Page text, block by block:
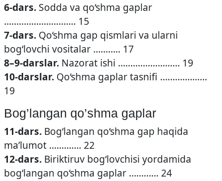
6-dars. Sodda va qo‘shma gaplar
……………………….. 15
7-dars. Qo‘shma gap qismlari va ularni
bog‘lovchi vositalar ……….. 17
8–9-darslar. Nazorat ishi ……………………. 19
10-darslar. Qo‘shma gaplar tasnifi ……………….
19
Bog’langan qo’shma gaplar
11-dars. Bog‘langan qo‘shma gap haqida
ma’lumot …………. 22
12-dars. Biriktiruv bog‘lovchisi yordamida
bog‘langan qo‘shma gaplar ………… 24